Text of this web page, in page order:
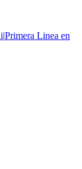
|Primera Linea en